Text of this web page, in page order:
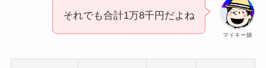
マイキー嫁
それでも合計1万8千円だよね